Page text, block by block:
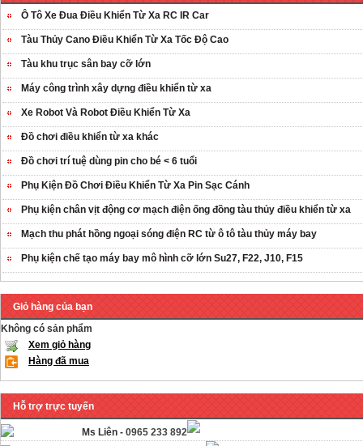
Ô Tô Xe Đua Điều Khiển Từ Xa RC IR Car
Tàu Thủy Cano Điều Khiển Từ Xa Tốc Độ Cao
Tàu khu trục sân bay cỡ lớn
Máy công trình xây dựng điều khiển từ xa
Xe Robot Và Robot Điều Khiển Từ Xa
Đồ chơi điều khiển từ xa khác
Đồ chơi trí tuệ dùng pin cho bé < 6 tuổi
Phụ Kiện Đồ Chơi Điều Khiển Từ Xa Pin Sạc Cánh
Phụ kiện chân vịt động cơ mạch điện ống đồng tàu thủy điều khiển từ xa
Mạch thu phát hồng ngoại sóng điện RC từ ô tô tàu thủy máy bay
Phụ kiện chế tạo máy bay mô hình cỡ lớn Su27, F22, J10, F15
Giỏ hàng của bạn
Không có sản phẩm
Xem giỏ hàng
Hàng đã mua
Hỗ trợ trực tuyến
Ms Liên - 0965 233 892